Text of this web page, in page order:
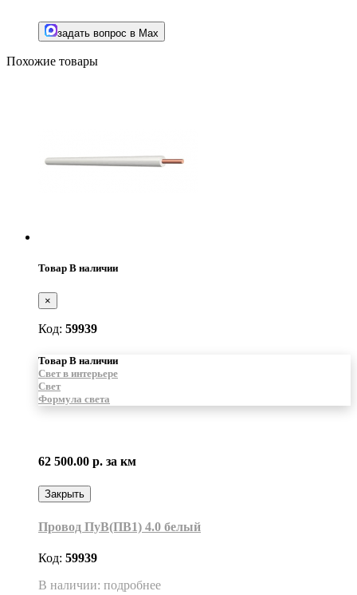
задать вопрос в Max
Похожие товары
Товар В наличии
×
Код: 59939
Товар В наличии
Свет в интерьере
Свет
Формула света
62 500.00 р. за км
Закрыть
Провод ПуВ(ПВ1) 4.0 белый
Код: 59939
В наличии: подробнее